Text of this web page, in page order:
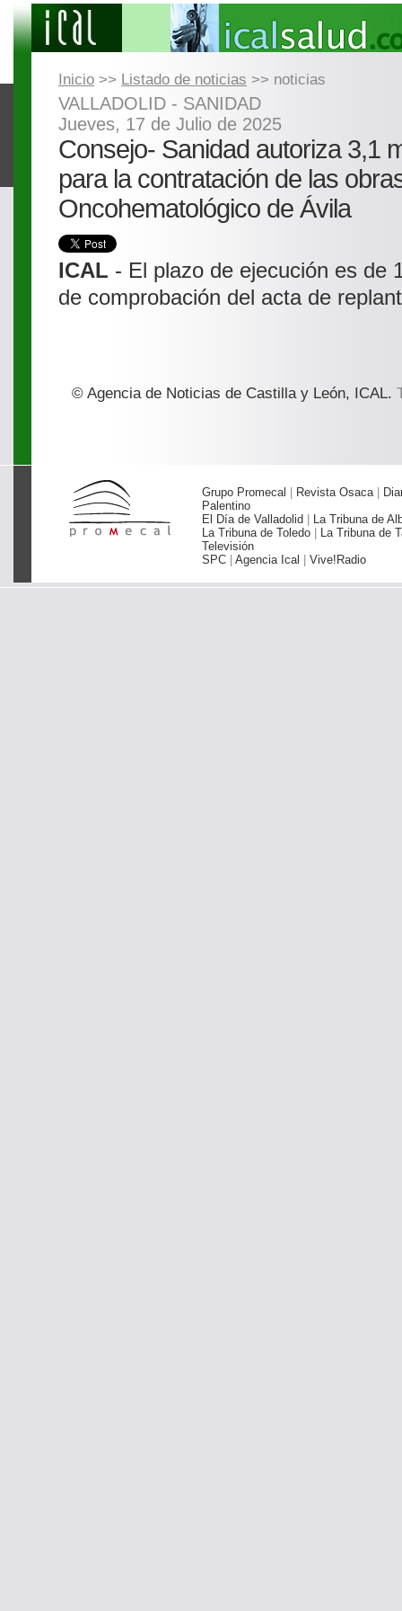
Inicio >> Listado de noticias >> noticias
VALLADOLID - SANIDAD
Jueves, 17 de Julio de 2025
Consejo- Sanidad autoriza 3,1
para la contratación de las
Oncohematológico de Ávila
ICAL - El plazo de ejecución es de
de comprobación del acta de
© Agencia de Noticias de Castilla y León, ICAL.
Grupo Promecal | Revista Osaca |
Palentino
El Día de Valladolid | La Tribuna de
La Tribuna de Toledo | La Tribuna de
Televisión
SPC | Agencia Ical | Vive!Radio